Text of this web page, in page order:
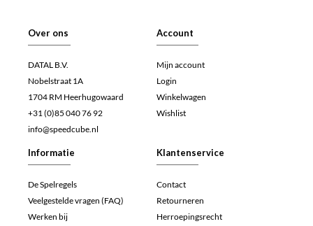
Over ons
DATAL B.V.
Nobelstraat 1A
1704 RM Heerhugowaard
+31 (0)85 040 76 92
info@speedcube.nl
Account
Mijn account
Login
Winkelwagen
Wishlist
Informatie
De Spelregels
Veelgestelde vragen (FAQ)
Werken bij
Klantenservice
Contact
Retourneren
Herroepingsrecht